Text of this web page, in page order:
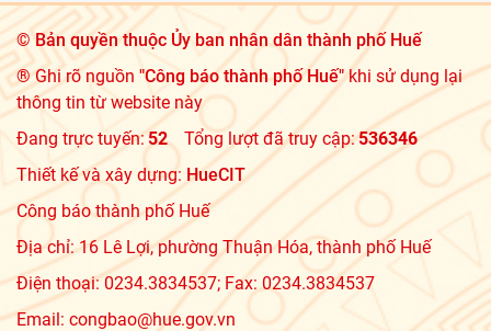
©Bản quyền thuộc Ủy ban nhân dân thành phố Huế
® Ghi rõ nguồn "Công báo thành phố Huế"khi sử dụng lại
thông tin từ website này
Đang trực tuyến:52 Tổng lượt đã truy cập:536346
Thiết kế và xây dựng: HueCIT
Công báo thành phố Huế
Địa chỉ: 16 Lê Lợi, phường Thuận Hóa, thành phố Huế
Điện thoại: 0234.3834537; Fax: 0234.3834537
Email: congbao@hue.gov.vn